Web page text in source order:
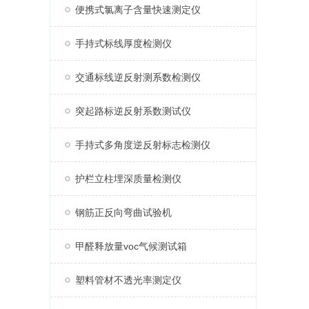
便携式氯离子含量快速测定仪
手持式标线厚度检测仪
交通标线逆反射测系数检测仪
突起路标逆反射系数测试仪
手持式多角度逆反射标志检测仪
护栏立柱埋深质量检测仪
钢筋正反向弯曲试验机
甲醛释放量voc气候测试箱
塑料管材不透光率测定仪